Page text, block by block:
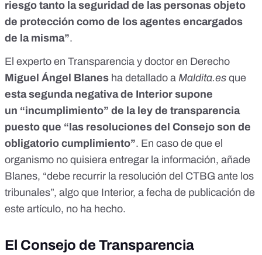
riesgo tanto la seguridad de las personas objeto
de protección como de los agentes encargados
de la misma”.
El experto en Transparencia y doctor en Derecho
Miguel Ángel Blanes ha detallado a Maldita.es que
esta segunda negativa de Interior supone
un “incumplimiento” de la ley de transparencia
puesto que “las resoluciones del Consejo son de
obligatorio cumplimiento”. En caso de que el
organismo no quisiera entregar la información, añade
Blanes, “debe recurrir la resolución del CTBG ante los
tribunales”, algo que Interior, a fecha de publicación de
este artículo, no ha hecho.
El Consejo de Transparencia